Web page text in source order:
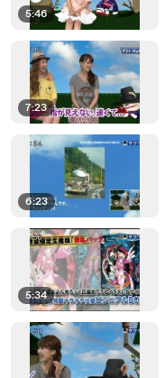
5:46
7:23
6:23
5:34